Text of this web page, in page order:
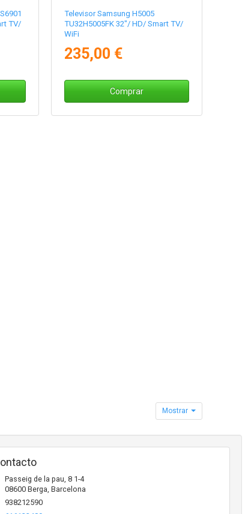
TV/
Televisor Samsung H5005
TU32H5005FK 32"/ HD/ Smart TV/
WiFi
235,00 €
Comprar
Mostrar
Passeig de la pau, 8 1-4
08600 Berga Barcelona
938212590